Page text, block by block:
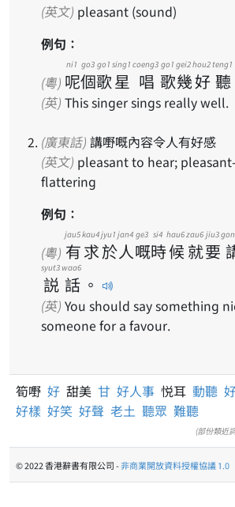
(英文) pleasant (sound)
例句：
(粵) 呢
ni1
個
go3
歌
go1
星
sing1
唱
coeng3
歌
go1
幾
gei2
好
hou2
聽
teng1
(英) This singer sings really well.
(廣東話) 講嘢嘅內容令人有好感
(英文)
flattering
例句：
(粵) 有
jau5
求
kau4
於
jyu1
人
jan4
嘅
ge3
時
si4
候
hau6
就
zau6
要
jiu3
説
syut3
話
waa6
。
(英) You should say something
someone for a favour.
筍嘢 好 甜美 甘 好人事 悦耳 動聽
好樣 好笑 好聲 老土 聽眾 難聽
(部份類近
© 2022 香港辭書有限公司 -非商業開放資料授權協議 1.0